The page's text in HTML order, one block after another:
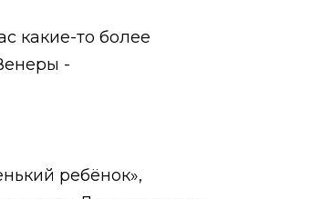
какие-то более
-
ребёнок»,